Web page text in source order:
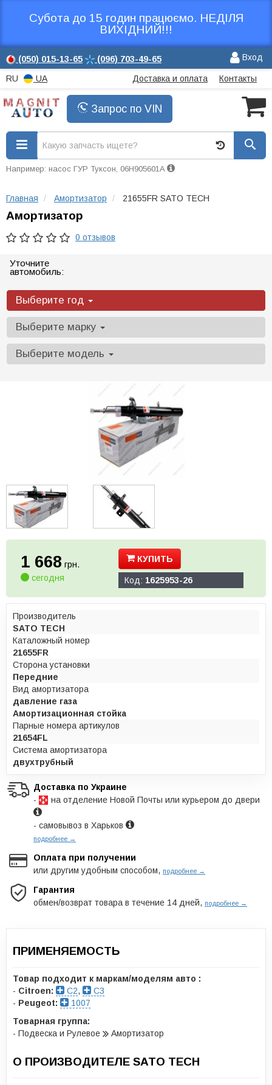
Субота до 15 годин працюємо. НЕДІЛЯ
ВИХІДНИЙ!!!
(050) 015-13-65 (096) 703-49-65 Вход
RU UA Доставка и оплата Контакты
Запрос по VIN
Например: насос ГУР Туксон, 06H905601A
Главная Амортизатор 21655FR SATO TECH
Амортизатор
0 отзывов
Уточните
автомобиль:
Выберите год
Выберите марку
Выберите модель
1 668 грн.
сегодня
КУПИТЬ
Код: 1625953-26
Производитель
SATO TECH
Каталожный номер
21655FR
Сторона установки
Передние
Вид амортизатора
давление газа
Амортизационная стойка
Парные номера артикулов
21654FL
Система амортизатора
двухтрубный
Доставка по Украине
-
на отделение Новой Почты или курьером до двери
- самовывоз в Харьков
подробнее →
Оплата при получении
или другим удобным способом, подробнее →
Гарантия
обмен/возврат товара в течение 14 дней, подробнее →
ПРИМЕНЯЕМОСТЬ
Товар подходит к маркам/моделям авто :
- Citroen: C2,
C3
- Peugeot:
1007
Товарная группа:
- Подвеска и Рулевое
Амортизатор
О ПРОИЗВОДИТЕЛЕ SATO TECH